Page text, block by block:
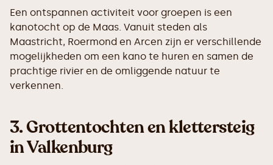
Een ontspannen activiteit voor groepen is een
kanotocht op de Maas. Vanuit steden als
Maastricht, Roermond en Arcen zijn er verschillende
mogelijkheden om een kano te huren en samen de
prachtige rivier en de omliggende natuur te
verkennen.
3.Grottentochten en klettersteig
in Valkenburg